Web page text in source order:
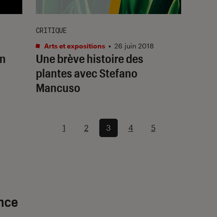
Une brève histoire des
plantes avec Stefano
Mancuso
CRITIQUE
Arts et expositions • 26 juin 2018
1 2 3 4 5